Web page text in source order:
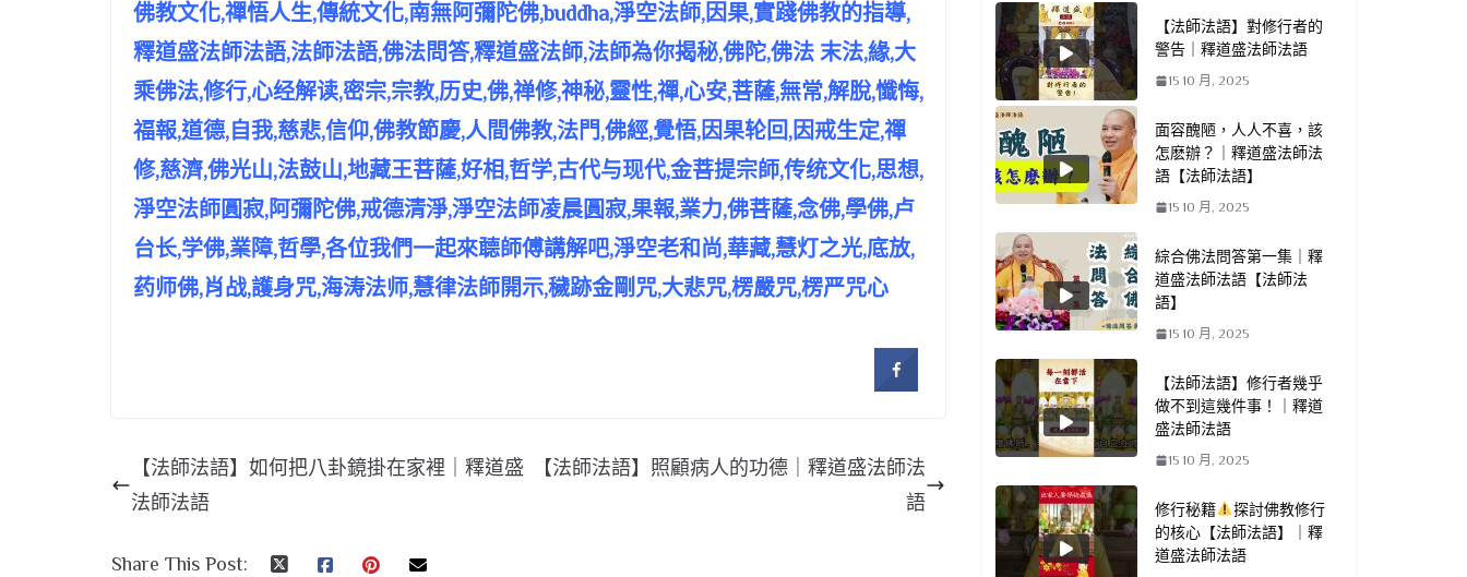
佛教文化,禪悟人生,傳統文化,南無阿彌陀佛,buddha,淨空法師,因果,實踐佛教的指導,
釋道盛法師法語,法師法語,佛法問答,釋道盛法師,法師為你揭秘,佛陀,佛法 末法,緣,大
乘佛法,修行,心经解读,密宗,宗教,历史,佛,禅修,神秘,靈性,禪,心安,菩薩,無常,解脫,懺悔,
福報,道德,自我,慈悲,信仰,佛教節慶,人間佛教,法門,佛經,覺悟,因果轮回,因戒生定,禪
修,慈濟,佛光山,法鼓山,地藏王菩薩,好相,哲学,古代与现代,金菩提宗師,传统文化,思想,
淨空法師圓寂,阿彌陀佛,戒德清淨,淨空法師凌晨圓寂,果報,業力,佛菩薩,念佛,學佛,卢
台长,学佛,業障,哲學,各位我們一起來聼師傅講解吧,淨空老和尚,華藏,慧灯之光,底放,
药师佛,肖战,護身咒,海涛法师,慧律法師開示,穢跡金剛咒,大悲咒,楞嚴咒,楞严咒心
【法師法語】如何把八卦鏡掛在家裡｜釋道盛
法師法語
【法師法語】照顧病人的功德｜釋道盛法師法
語
Share This Post:
【法師法語】對修行者的
警告｜釋道盛法師法語
15 10 月, 2025
面容醜陋，人人不喜，該
怎麽辦？｜釋道盛法師法
語【法師法語】
15 10 月, 2025
綜合佛法問答第一集｜釋
道盛法師法語【法師法
語】
15 10 月, 2025
【法師法語】修行者幾乎
做不到這幾件事！｜釋道
盛法師法語
15 10 月, 2025
修行秘籍
探討佛教修行
的核心【法師法語】｜釋
道盛法師法語